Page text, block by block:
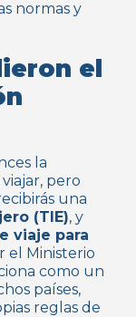
normas y
el
la
pero
una
(TIE), y
viaje para
el Ministerio
como un
países,
reglas de